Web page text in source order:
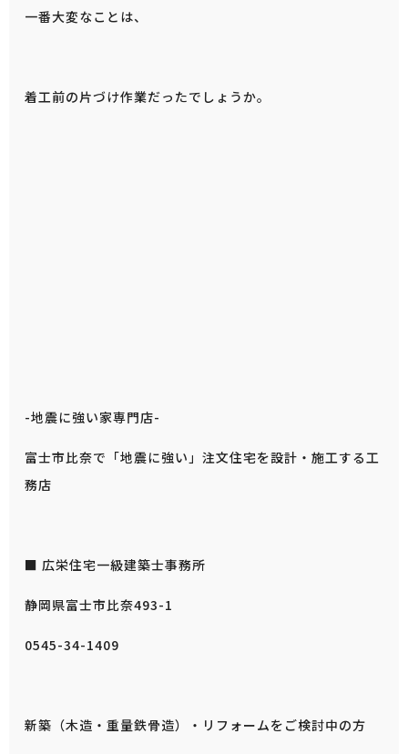
一番大変なことは、
着工前の片づけ作業だったでしょうか。
-地震に強い家専門店-
富士市比奈で「地震に強い」注文住宅を設計・施工する工
務店
■ 広栄住宅一級建築士事務所
静岡県富士市比奈493-1
0545-34-1409
新築（木造・重量鉄骨造）・リフォームをご検討中の方